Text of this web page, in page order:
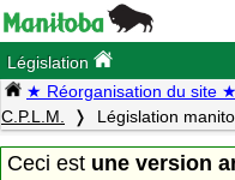
Législation
★ Réorganisation du site ★
C.P.L.M.
Législation
Ceci est une version